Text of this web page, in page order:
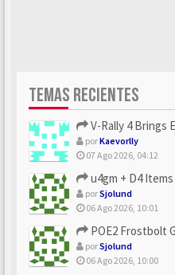
TEMAS RECIENTES
V-Rally 4 Brings
porKaevorlly
07 Ago 2026, 04:12
u4gm + D4 Items Tips:
porSjolund
06 Ago 2026, 10:01
POE2 Frostbolt
porSjolund
06 Ago 2026, 10:00